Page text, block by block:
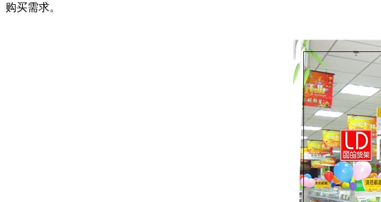
购买需求。